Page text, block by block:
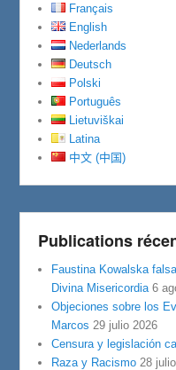
Français
English
Nederlands
Deutsch
Polski
Português
Lietuviškai
Latina
中文 (中国)
Publications
Faustina Kowalska
Divina Misericordia 6
Objeciones sobre los
Marcos 29 julio 2026
Censura y legislación
Raza y Racismo 28